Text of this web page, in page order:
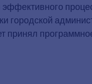
городской
принял